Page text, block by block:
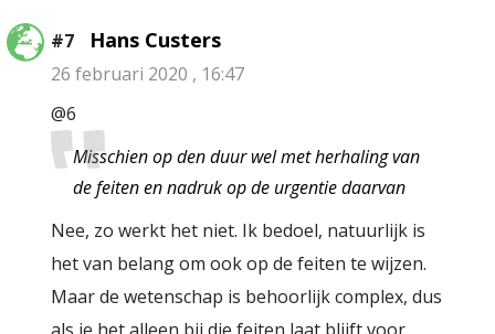
#7 Hans Custers
26 februari 2020 , 16:47
@6
Misschien op den duur wel met herhaling van
de feiten en nadruk op de urgentie daarvan
Nee, zo werkt het niet. Ik bedoel, natuurlijk is
het van belang om ook op de feiten te wijzen.
Maar de wetenschap is behoorlijk complex, dus